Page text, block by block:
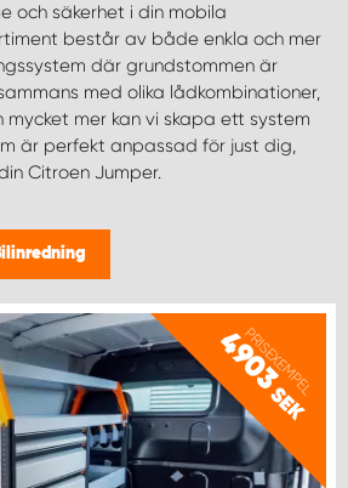
och säkerhet i din mobila
består av både enkla och mer
där grundstommen är
med olika lådkombinationer,
mer kan vi skapa ett system
är perfekt anpassad för just dig,
Citroen Jumper.
PRISEXEMPEL
4903
SEK
NORR
SYD